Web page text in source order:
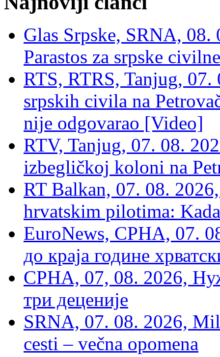
Glas Srpske, SRNA,
Parastos za srpske
RTS, RTRS, Tanjug,
srpskih civila na
nije odgovarao [Video]
RTV, Tanjug, 07. 08.
izbegličkoj koloni na
RT Balkan, 07. 08.
hrvatskim pilotima:
EuroNews, СРНА, 07.
до краја године
СРНА, 07, 08. 2026,
три деценије
SRNA, 07. 08. 2026,
cesti – večna opomena